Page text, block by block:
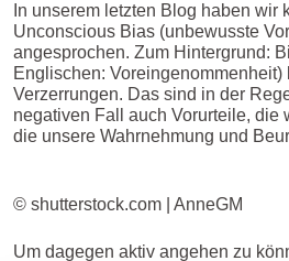
In unserem letzten Blog haben wir
Unconscious Bias (unbewusste
angesprochen. Zum Hintergrund:
Englischen:
Verzerrungen. Das sind in der
negativen Fall auch Vorurteile, die
die unsere Wahrnehmung und
© shutterstock.com | AnneGM
Um dagegen aktiv angehen zu